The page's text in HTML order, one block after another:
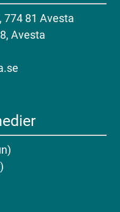
774 81 Avesta
Avesta